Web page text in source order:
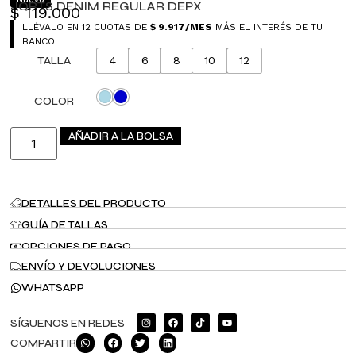
JORTS DENIM REGULAR DEPX
$119.000
LLÉVALO EN 12 CUOTAS DE$ 9.917/MES MÁS EL INTERÉS DE TU
BANCO
TALLA 4 6 8 10 12
COLOR
AÑADIR A LA BOLSA
DETALLES DEL PRODUCTO
GUÍA DE TALLAS
OPCIONES DE PAGO
ENVÍO Y DEVOLUCIONES
WHATSAPP
SÍGUENOS EN REDES
COMPARTIR